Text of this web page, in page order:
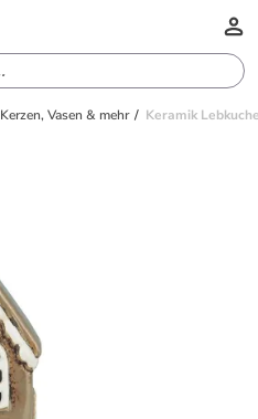
Kerzen, Vasen & mehr Keramik